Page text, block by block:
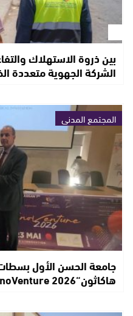
بين ذروة الاستهلاك
الشركة الجهوية متعددة
المجتمع المدني
جامعة الحسن الأول
هاكاثون“InnoVenture 2026” لتعزيز الابتكار…